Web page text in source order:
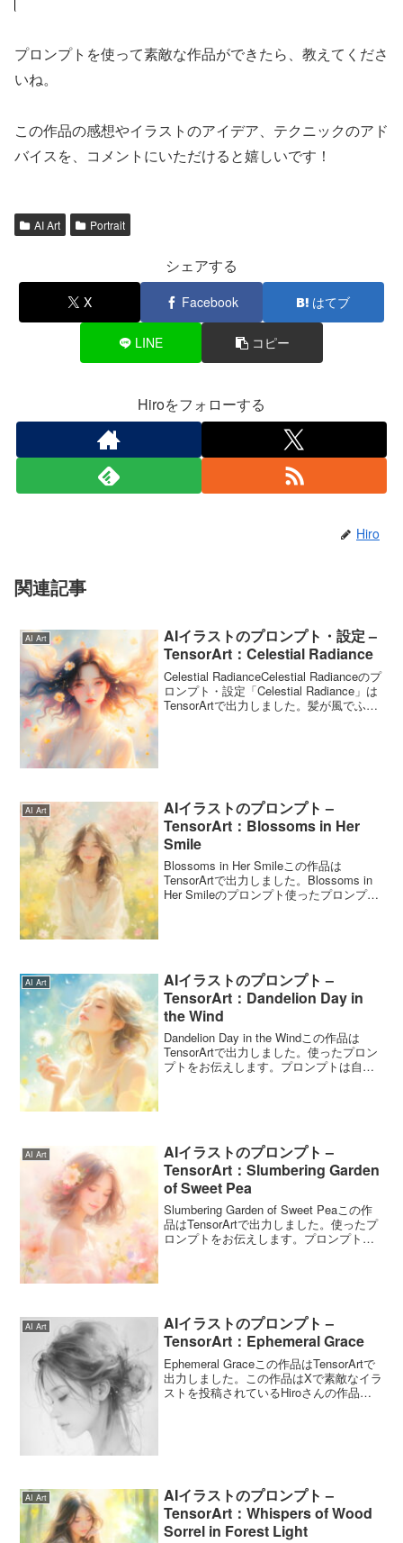
プロンプトを使って素敵な作品ができたら、教えてくださ
いね。
この作品の感想やイラストのアイデア、テクニックのアド
バイスを、コメントにいただけると嬉しいです！
AI Art Portrait
シェアする
X Facebook はてブ
LINE コピー
Hiroをフォローする
Hiro
関連記事
AI Art
AIイラストのプロンプト・設定 –
TensorArt：Celestial Radiance
Celestial RadianceCelestial Radianceのプ
ロンプト・設定「Celestial Radiance」は
TensorArtで出力しました。髪が風でふわ
AI Art
AIイラストのプロンプト –
TensorArt：Blossoms in Her
Smile
Blossoms in Her Smileこの作品は
TensorArtで出力しました。Blossoms in
Her Smileのプロンプト使ったプロンプト
AI Art
AIイラストのプロンプト –
TensorArt：Dandelion Day in
the Wind
Dandelion Day in the Windこの作品は
TensorArtで出力しました。使ったプロン
プトをお伝えします。プロンプトは自由
AI Art
AIイラストのプロンプト –
TensorArt：Slumbering Garden
of Sweet Pea
Slumbering Garden of Sweet Peaこの作
品はTensorArtで出力しました。使ったプ
ロンプトをお伝えします。プロンプトは
AI Art
AIイラストのプロンプト –
TensorArt：Ephemeral Grace
Ephemeral Graceこの作品はTensorArtで
出力しました。この作品はXで素敵なイラ
ストを投稿されているHiroさんの作品を
AI Art
AIイラストのプロンプト –
TensorArt：Whispers of Wood
Sorrel in Forest Light